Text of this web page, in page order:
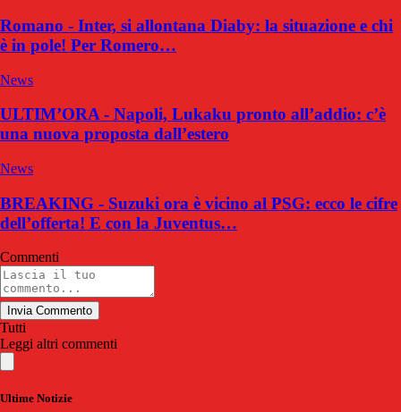
Romano - Inter, si allontana Diaby: la situazione e chi
è in pole! Per Romero…
News
ULTIM’ORA - Napoli, Lukaku pronto all’addio: c’è
una nuova proposta dall’estero
News
BREAKING - Suzuki ora è vicino al PSG: ecco le cifre
dell’offerta! E con la Juventus…
Commenti
Invia Commento
Tutti
Leggi altri commenti
Ultime Notizie